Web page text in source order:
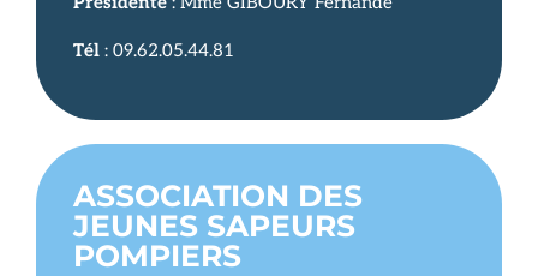
Tél : 09.62.05.44.81
ASSOCIATION DES
JEUNES SAPEURS
POMPIERS